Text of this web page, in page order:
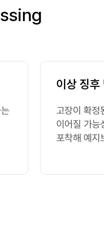
이상 징후
고장이 확정
이어질 가능
포착해 예지